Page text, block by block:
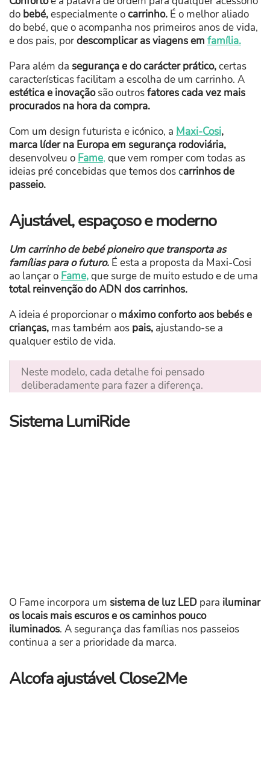
do bebé,especialmente ocarrinho. É o melhor aliado
do bebé, que o acompanha nos primeiros anos de vida,
e dos pais, pordescomplicar as viagens em família.
Para além da segurança e do carácter prático,certas
características facilitam a escolha de um carrinho. A
estética e inovaçãosão outrosfatores cada vez mais
procurados na hora da compra.
Com um design futurista e icónico, a Maxi-Cosi,
marca líder na Europa em segurança rodoviária,
desenvolveu o Fame, que vem romper com todas as
ideias pré concebidas que temos dos carrinhos de
passeio.
Ajustável, espaçoso e moderno
Um carrinho de bebé pioneiro que transporta as
famílias para o futuro. É esta a proposta da Maxi-Cosi
ao lançar o Fame,que surge de muito estudo e de uma
total reinvenção do ADN dos carrinhos.
A ideia é proporcionar o máximo conforto aos bebés e
crianças, mas também aos pais, ajustando-se a
qualquer estilo de vida.
Neste modelo, cada detalhe foi pensado
deliberadamente para fazer a diferença.
Sistema LumiRide
O Fame incorpora um sistema de luz LED para iluminar
os locais mais escuros e os caminhos pouco
iluminados. A segurança das famílias nos passeios
continua a ser a prioridade da marca.
Alcofa ajustável Close2Me